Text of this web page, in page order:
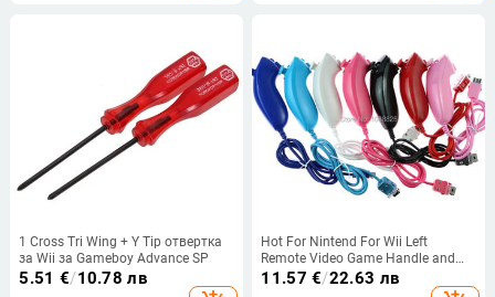
1 Cross Tri Wing + Y Tip отвертка
за Wii за Gameboy Advance SP
5.51 €/10.78 лв
Hot For Nintend For Wii Left
Remote Video Game Handle and
Nunchuck Controller Gamepad
11.57 €/22.63 лв